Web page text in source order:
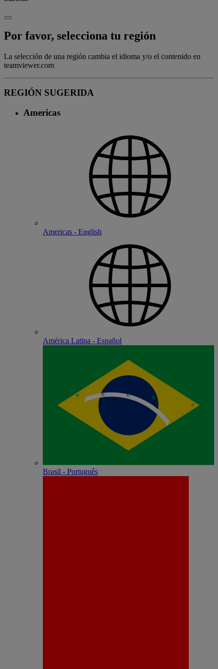
Por favor, selecciona tu región
La selección de una región cambia el idioma y/o el contenido en
teamviewer.com
REGIÓN SUGERIDA
Americas
Americas - English
América Latina - Español
Brasil - Português